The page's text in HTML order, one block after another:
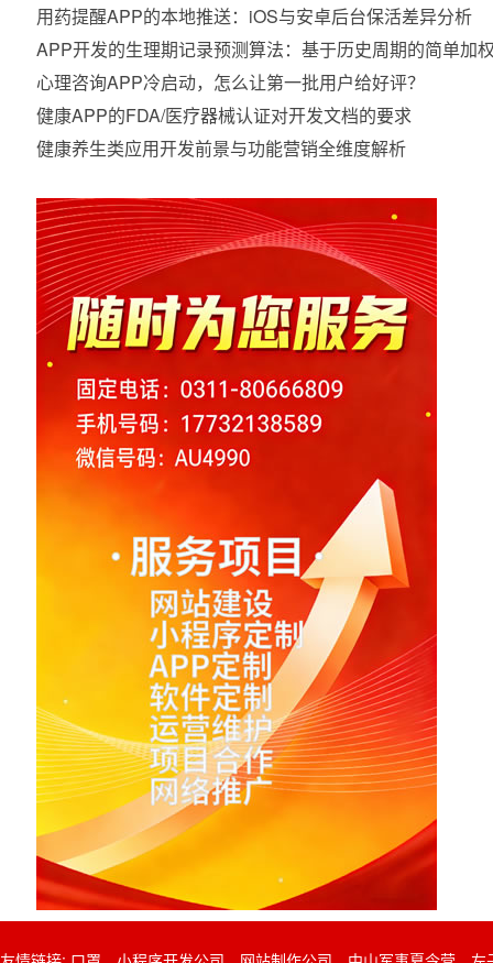
用药提醒APP的本地推送：iOS与安卓后台保活差异分析
APP开发的生理期记录预测算法：基于历史周期的简单加
心理咨询APP冷启动，怎么让第一批用户给好评？
健康APP的FDA/医疗器械认证对开发文档的要求
健康养生类应用开发前景与功能营销全维度解析